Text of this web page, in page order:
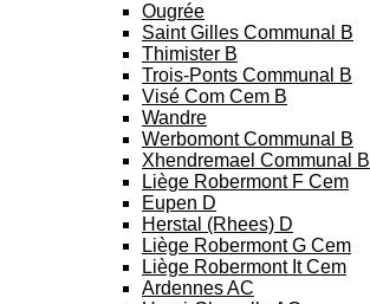
Ougrée
Saint Gilles Communal B
Thimister B
Trois-Ponts Communal B
Visé Com Cem B
Wandre
Werbomont Communal B
Xhendremael Communal B
Liège Robermont F Cem
Eupen D
Herstal (Rhees) D
Liège Robermont G Cem
Liège Robermont It Cem
Ardennes AC